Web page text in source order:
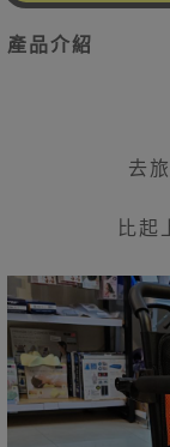
產品介紹
去
比起